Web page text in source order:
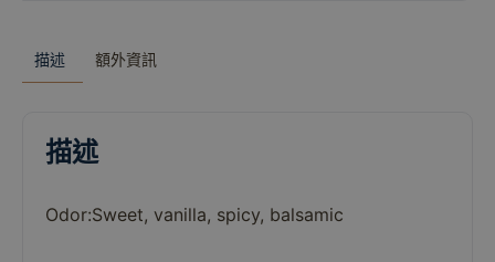
描述 額外資訊
描述
Odor:Sweet, vanilla, spicy, balsamic